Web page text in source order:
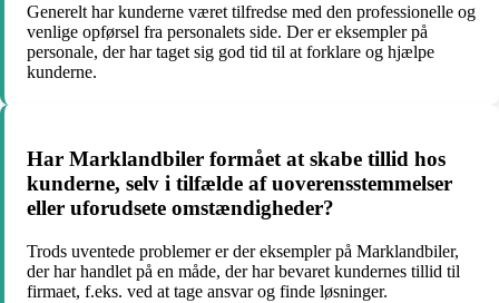
Generelt har kunderne været tilfredse med den professionelle og
venlige opførsel fra personalets side. Der er eksempler på
personale, der har taget sig god tid til at forklare og hjælpe
kunderne.
Har Marklandbiler formået at skabe tillid hos
kunderne, selv i tilfælde af uoverensstemmelser
eller uforudsete omstændigheder?
Trods uventede problemer er der eksempler på Marklandbiler,
der har handlet på en måde, der har bevaret kundernes tillid til
firmaet, f.eks. ved at tage ansvar og finde løsninger.